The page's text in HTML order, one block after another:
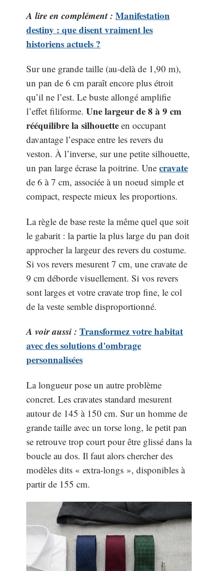
A lire en complément : Manifestation
destiny : que disent vraiment les
historiens actuels ?
Sur une grande taille (au-delà de 1,90 m),
un pan de 6 cm paraît encore plus étroit
qu’il ne l’est. Le buste allongé amplifie
l’effet filiforme. Une largeur de 8 à 9 cm
rééquilibre la silhouette en occupant
davantage l’espace entre les revers du
veston. À l’inverse, sur une petite silhouette,
un pan large écrase la poitrine. Une cravate
de 6 à 7 cm, associée à un noeud simple et
compact, respecte mieux les proportions.
La règle de base reste la même quel que soit
le gabarit : la partie la plus large du pan doit
approcher la largeur des revers du costume.
Si vos revers mesurent 7 cm, une cravate de
9 cm déborde visuellement. Si vos revers
sont larges et votre cravate trop fine, le col
de la veste semble disproportionné.
A voir aussi : Transformez votre habitat
avec des solutions d'ombrage
personnalisées
La longueur pose un autre problème
concret. Les cravates standard mesurent
autour de 145 à 150 cm. Sur un homme de
grande taille avec un torse long, le petit pan
se retrouve trop court pour être glissé dans la
boucle au dos. Il faut alors chercher des
modèles dits « extra-longs », disponibles à
partir de 155 cm.